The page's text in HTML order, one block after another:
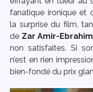
fanatique ironique et
la surprise du film,
de Zar Amir-
non satisfaites. Si
n’est en rien
bien-fondé du prix